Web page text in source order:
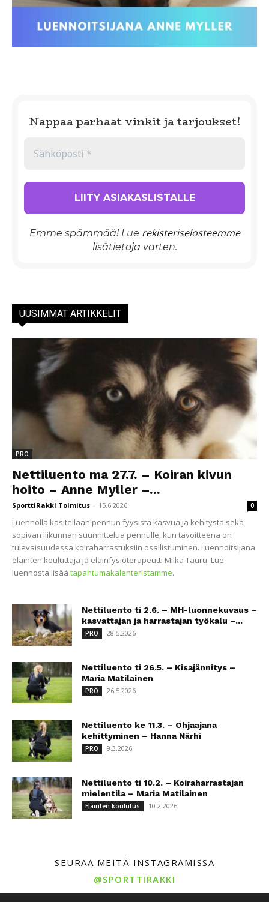
Nappaa parhaat vinkit ja tarjoukset!
Emme spämmää! Lue rekisteriselosteemme
lisätietoja varten.
UUSIMMAT ARTIKKELIT
PRO
Nettiluento ma 27.7. – Koiran kivun
hoito – Anne Myller –...
SporttiRakki Toimitus - 15.6.2026 0
Luennolla käsitellään pennun fyysistä kasvua ja kehitystä sekä
sopivan liikunnan suunnittelua pennulle, kun tavoitteena on
tulevaisuudessa koiraharrastuksiin osallistuminen. Luennoitsijana
eläinten kouluttaja ja eläinfysioterapeutti Milka Tauru. Lue
luennosta lisää tapahtumakalenteristamme.
Nettiluento ti 2.6. – MH-luonnekuvaus –
kasvattajan ja harrastajan työkalu –...
PRO 28.5.2026
Nettiluento ti 26.5. – Kisajännitys –
Maria Matilainen
PRO 26.5.2026
Nettiluento ke 11.3. – Ohjaajana
kehittyminen – Hanna Närhi
PRO 9.3.2026
Nettiluento ti 10.2. – Koiraharrastajan
mielentila – Maria Matilainen
Eläinten koulutus 10.2.2026
SEURAA MEITÄ INSTAGRAMISSA
@SPORTTIRAKKI